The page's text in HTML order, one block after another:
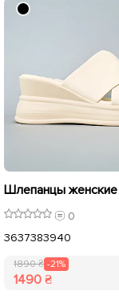
0
3637383940
1890 ₴ -21%
1490 ₴